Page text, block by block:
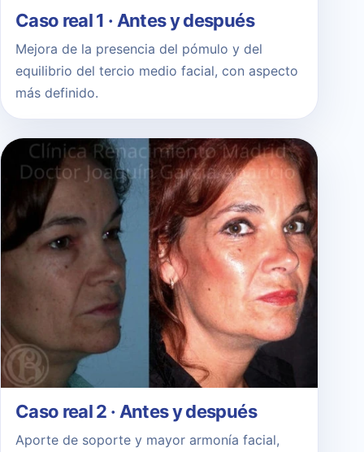
Caso real 1 · Antes y después
Mejora de la presencia del pómulo y del
equilibrio del tercio medio facial, con aspecto
más definido.
Caso real 2 · Antes y después
Aporte de soporte y mayor armonía facial,